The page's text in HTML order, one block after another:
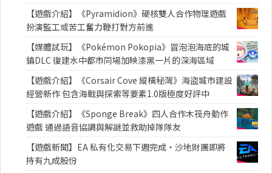
【遊戲介紹】《Pyramidion》硬核雙人合作物理遊戲
扮演監工或苦工奮力鞭打對方前進
【媒體試玩】《Pokémon Pokopia》冒泡泡海底的城
鎮DLC 復建水中都市同場加映漆黑一片的深海區域
【遊戲介紹】《Corsair Cove 縱橫秘灣》海盜城市建設
經營新作 包含海戰與探索等要素1.0版極度好評中
【遊戲介紹】《Sponge Break》四人合作木筏舟動作
遊戲 通過語音協調與解謎並救助掉隊隊友
【遊戲新聞】EA 私有化交易下週完成・沙地財團即將
持有九成股份